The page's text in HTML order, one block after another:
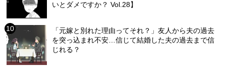
いとダメですか？ Vol.28】
「元嫁と別れた理由ってそれ？」友人から夫の過去
を突っ込まれ不安…信じて結婚した夫の過去まで信
じれる？